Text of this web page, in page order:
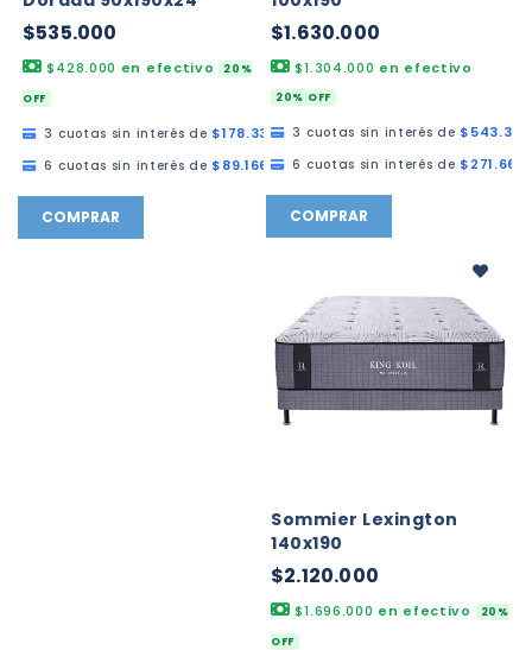
$535.000
$428.000 en efectivo 20%
OFF
3 cuotas sin interés de $178.333,33
6 cuotas sin interés de $89.166,67
COMPRAR
$1.630.000
$1.304.000 en efectivo
20% OFF
3 cuotas sin interés de
6 cuotas sin interés de
COMPRAR
Sommier Lexington
140x190
$2.120.000
$1.696.000 en efectivo 20%
OFF